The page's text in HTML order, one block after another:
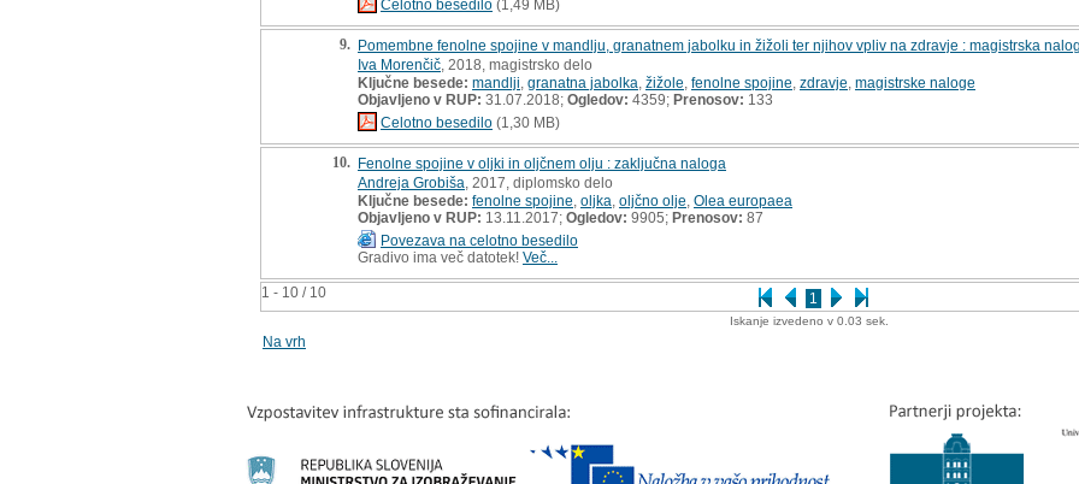
1 - 10 / 10 1
Celotno besedilo (1,49 MB)
9. Pomembne fenolne spojine v mandlju, granatnem jabolku in žižoli ter njihov vpliv na zdravje : magistrska
Iva Morenčič , 2018, magistrsko delo
Ključne besede: mandlji granatna jabolka žižole fenolne spojine zdravje magistrske naloge
Objavljeno v RUP: 31.07.2018; Ogledov: 4359; Prenosov: 133
Celotno besedilo (1,30 MB)
10. Fenolne spojine v oljki in oljčnem olju : zaključna naloga
Andreja Grobiša , 2017, diplomsko delo
Ključne besede: fenolne spojine oljka oljčno olje Olea europaea
Objavljeno v RUP: 13.11.2017; Ogledov: 9905; Prenosov: 87
Povezava na celotno besedilo
Gradivo ima več datotek! Več...
Iskanje izvedeno v 0.03 sek.
Na vrh